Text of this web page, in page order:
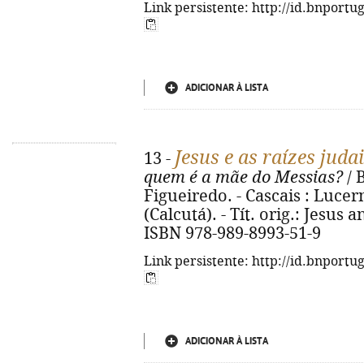
Link persistente: http://
ADICIONAR À LISTA
13 - Jesus e as raízes
quem é a mãe do Messias?/
Figueiredo. - Cascais :
(Calcutá). - Tít. orig.: Jesus
ISBN 978-989-8993-51-9
Link persistente: http://
ADICIONAR À LISTA